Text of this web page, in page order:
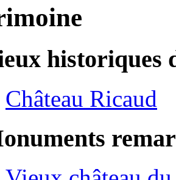
historiques
Château Ricaud